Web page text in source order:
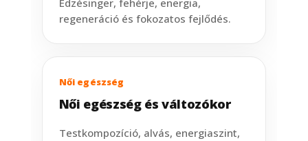
Edzésinger, fehérje, energia,
regeneráció és fokozatos fejlődés.
Női egészség
Női egészség és változókor
Testkompozíció, alvás, energiaszint,